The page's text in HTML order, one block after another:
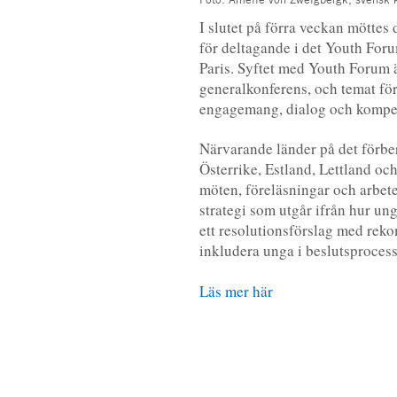
I slutet på förra veckan
för deltagande i det Youth
Paris. Syftet med Youth Forum
generalkonferens, och temat
engagemang, dialog och
Närvarande länder på det
Österrike, Estland, Lettland
möten, föreläsningar och
strategi som utgår ifrån hur
ett resolutionsförslag med
inkludera unga i
Läs mer här